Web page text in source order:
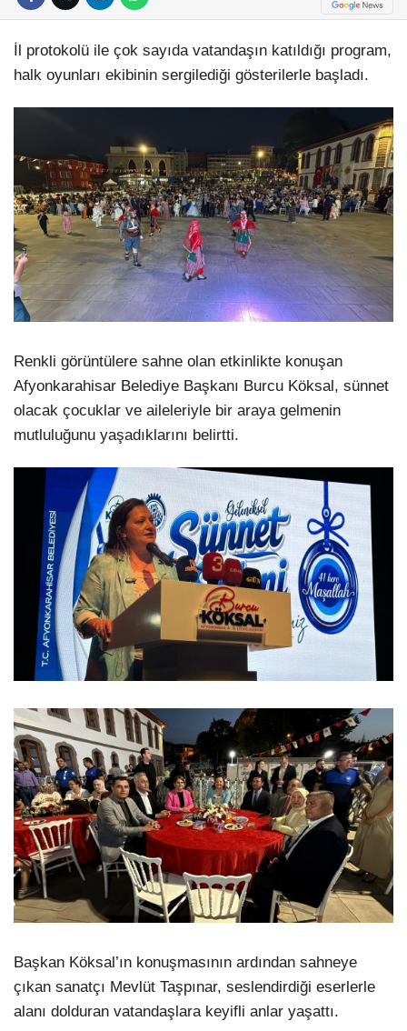
İl protokolü ile çok sayıda vatandaşın katıldığı program,
halk oyunları ekibinin sergilediği gösterilerle başladı.
Renkli görüntülere sahne olan etkinlikte konuşan
Afyonkarahisar Belediye Başkanı Burcu Köksal, sünnet
olacak çocuklar ve aileleriyle bir araya gelmenin
mutluluğunu yaşadıklarını belirtti.
Başkan Köksal’ın konuşmasının ardından sahneye
çıkan sanatçı Mevlüt Taşpınar, seslendirdiği eserlerle
alanı dolduran vatandaşlara keyifli anlar yaşattı.